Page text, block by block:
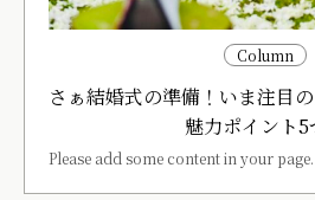
Column
さぁ結婚式の準備！いま注目
魅力ポイント5
Please add some content in your page.